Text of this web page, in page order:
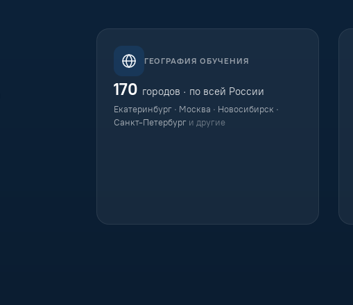
ГЕОГРАФИЯ ОБУЧЕНИЯ
170 городов · по всей России
Екатеринбург · Москва · Новосибирск ·
Санкт-Петербург и другие